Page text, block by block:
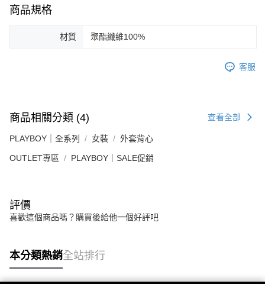
商品規格
材質 聚酯纖維100%
客服
商品相關分類 (4) 查看全部
PLAYBOY｜全系列 女裝 外套背心
OUTLET專區 PLAYBOY｜SALE促銷
評價
喜歡這個商品嗎？購買後給他一個好評吧
本分類熱銷全站排行